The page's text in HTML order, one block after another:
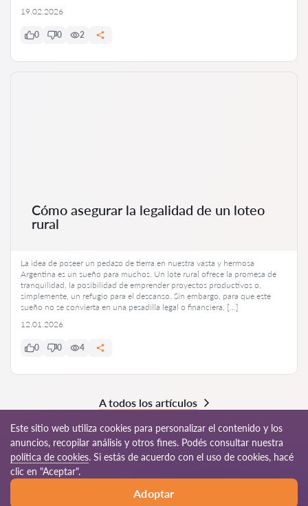
19.02.2026
0 0 2
Cómo asegurar la legalidad de un loteo
rural
La idea de poseer un pedazo de tierra en nuestra vasta y hermosa
Argentina es un sueño para muchos. Un lote rural ofrece la promesa de
tranquilidad, la posibilidad de emprender proyectos productivos o,
simplemente, un refugio para el descanso. Sin embargo, para que este
sueño no se convierta en una pesadilla legal o financiera, […]
12.01.2026
0 0 4
A todos los artículos
Mapa del sitio
Este sitio web utiliza cookies para personalizar el contenido y los
anuncios, recopilar análisis y otros fines. Podés consultar nuestra
política de cookies. Si estás de acuerdo con el uso de cookies, hacé
clic en "Aceptar".
Adoptar